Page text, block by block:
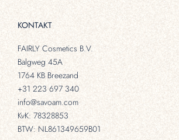
KONTAKT
FAIRLY Cosmetics B.V.
Balgweg 45A
1764 KB Breezand
+31 223 697 340
info@savoam.com
KvK: 78328853
BTW: NL861349659B01